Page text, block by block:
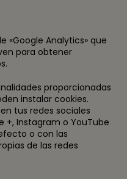
«Google Analytics» que
para obtener
proporcionadas
instalar cookies.
tus redes sociales
+, Instagram o YouTube
o con las
de las redes